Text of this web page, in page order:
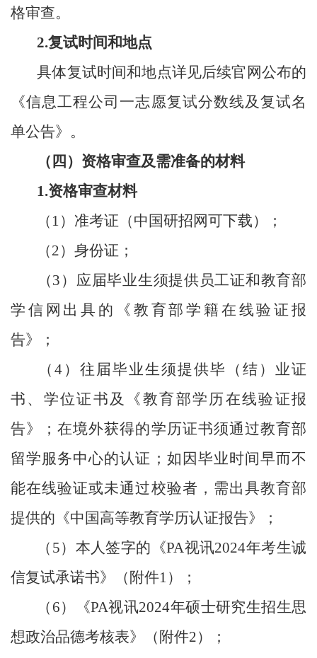
格审查。
2.复试时间和地点
具体复试时间和地点详见后续官网公布的
《信息工程公司一志愿复试分数线及复试名
单公告》。
（四）资格审查及需准备的材料
1.资格审查材料
（ 1 ） 准考证（中国研招网可下载）；
（2） 身份证；
（3 ） 应届毕业生须提供员工证和教育部
学信网出具的《教育部学籍在线验证报
告》；
（ 4 ） 往届毕业生须提供毕（结）业证
书、学位证书及《教育部学历在线验证报
告》；在境外获得的学历证书须通过教育部
留学服务中心的认证；如因毕业时间早而不
能在线验证或未通过校验者，需出具教育部
提供的《中国高等教育学历认证报告》；
（ 5） 本人签字的《PA视讯2024年考生诚
信复试承诺书》（附件1）；
（ 6） 《PA视讯2024年硕士研究生招生思
想政治品德考核表》（附件2）；